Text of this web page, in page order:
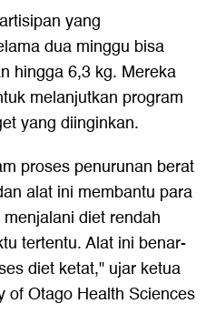
yang
dua minggu bisa
hingga 6,3 kg. Mereka
melanjutkan program
yang diinginkan.
proses penurunan berat
alat ini membantu para
diet rendah
tertentu. Alat ini benar-
diet ketat," ujar ketua
of Otago Health Sciences